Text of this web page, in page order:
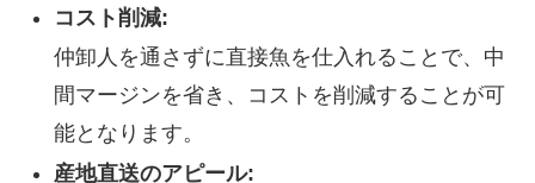
コスト削減:
仲卸人を通さずに直接魚を仕入れることで、中
間マージンを省き、コストを削減することが可
能となります。
産地直送のアピール: